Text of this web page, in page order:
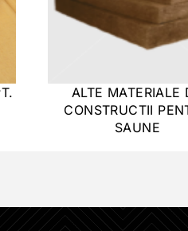
ALTE MATERIALE
CONSTRUCTII
SAUNE